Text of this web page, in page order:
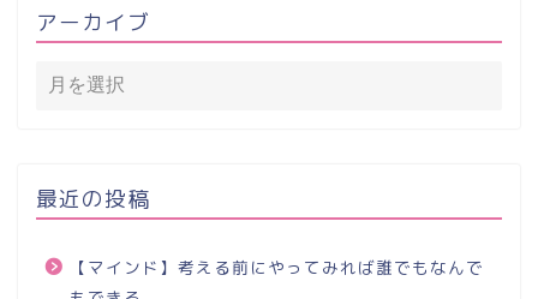
アーカイブ
最近の投稿
【マインド】考える前にやってみれば誰でもなんで